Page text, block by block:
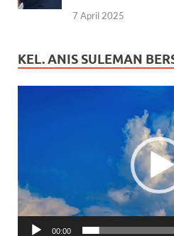
7 April 2025
KEL. ANIS SULEMAN
00:00